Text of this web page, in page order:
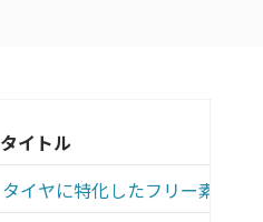
タイトル
タイヤに特化したフリー素材